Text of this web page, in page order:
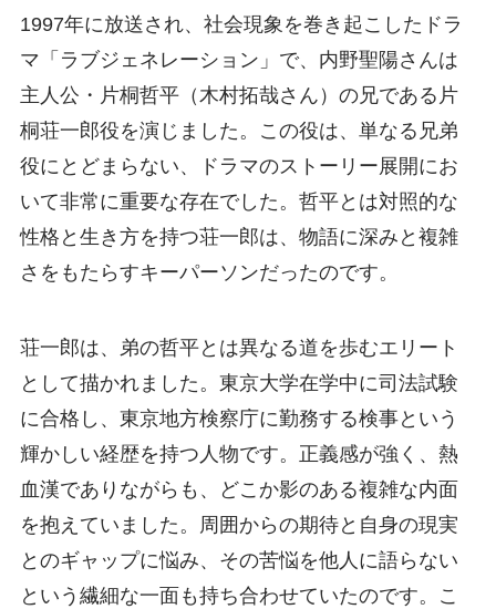
1997年に放送され、社会現象を巻き起こしたドラ
マ「ラブジェネレーション」で、内野聖陽さんは
主人公・片桐哲平（木村拓哉さん）の兄である片
桐荘一郎役を演じました。この役は、単なる兄弟
役にとどまらない、ドラマのストーリー展開にお
いて非常に重要な存在でした。哲平とは対照的な
性格と生き方を持つ荘一郎は、物語に深みと複雑
さをもたらすキーパーソンだったのです。
荘一郎は、弟の哲平とは異なる道を歩むエリート
として描かれました。東京大学在学中に司法試験
に合格し、東京地方検察庁に勤務する検事という
輝かしい経歴を持つ人物です。正義感が強く、熱
血漢でありながらも、どこか影のある複雑な内面
を抱えていました。周囲からの期待と自身の現実
とのギャップに悩み、その苦悩を他人に語らない
という繊細な一面も持ち合わせていたのです。こ